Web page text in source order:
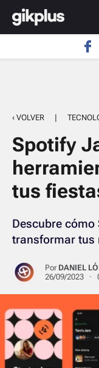
‹ VOLVER |
Spotify
tus
Descubre
transformar tus
Por DANIEL
26/09/2023 ·